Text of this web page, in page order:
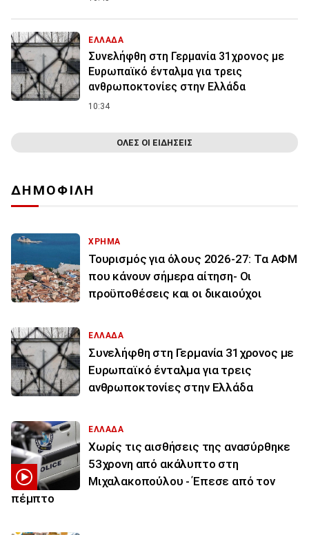
ΕΛΛΑΔΑ
Συνελήφθη στη Γερμανία 31χρονος με
Ευρωπαϊκό ένταλμα για τρεις
ανθρωποκτονίες στην Ελλάδα
10:34
ΟΛΕΣ ΟΙ ΕΙΔΗΣΕΙΣ
ΔΗΜΟΦΙΛΗ
ΧΡΗΜΑ
Τουρισμός για όλους 2026-27: Τα ΑΦΜ
που κάνουν σήμερα αίτηση- Οι
προϋποθέσεις και οι δικαιούχοι
ΕΛΛΑΔΑ
Συνελήφθη στη Γερμανία 31χρονος με
Ευρωπαϊκό ένταλμα για τρεις
ανθρωποκτονίες στην Ελλάδα
ΕΛΛΑΔΑ
Χωρίς τις αισθήσεις της ανασύρθηκε
53χρονη από ακάλυπτο στη
Μιχαλακοπούλου - Έπεσε από τον
πέμπτο